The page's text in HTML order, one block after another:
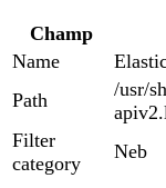
Champ
Name
Path
/usr/
Filter
category
Neb